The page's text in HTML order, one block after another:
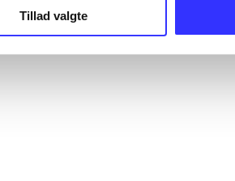
Tillad valgte